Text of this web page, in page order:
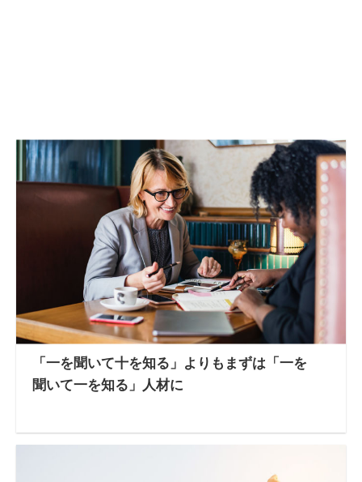
「一を聞いて十を知る」よりもまずは「一を
聞いて一を知る」人材に